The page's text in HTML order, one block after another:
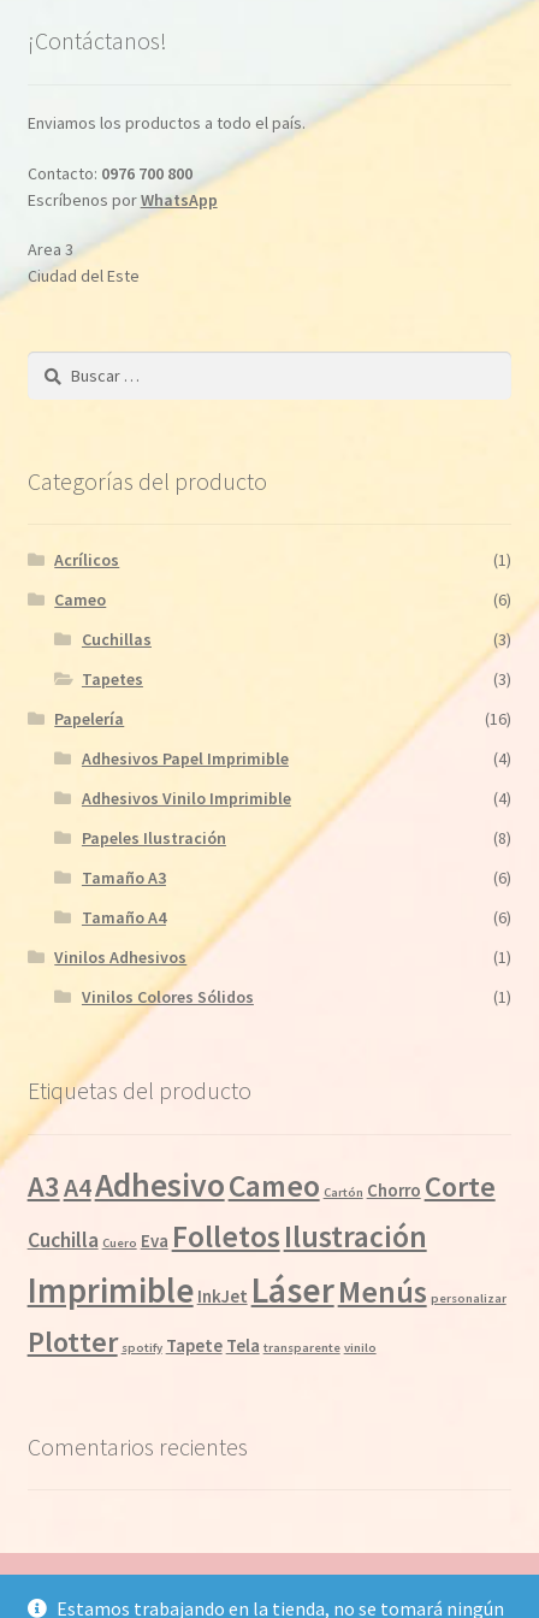
Estamos trabajando en la tienda, no se tomará ningún
¡Contáctanos!
Enviamos los productos a todo el país.
Contacto: 0976 700 800
Escríbenos porWhatsApp
Area 3
Ciudad del Este
Buscar:
Categorías del producto
Acrílicos
(1)
Cameo
(6)
Cuchillas
(3)
Tapetes
(3)
Papelería
(16)
Adhesivos Papel Imprimible
(4)
Adhesivos Vinilo Imprimible
(4)
Papeles Ilustración
(8)
Tamaño A3
(6)
Tamaño A4
(6)
Vinilos Adhesivos
(1)
Vinilos Colores Sólidos
(1)
Etiquetas del producto
A3A4AdhesivoCameo Cartón Chorro Corte
Cuchilla Cuero Eva FolletosIlustración
Imprimible InkJet LáserMenús personalizar
Plotter spotify Tapete Tela transparente vinilo
Comentarios recientes